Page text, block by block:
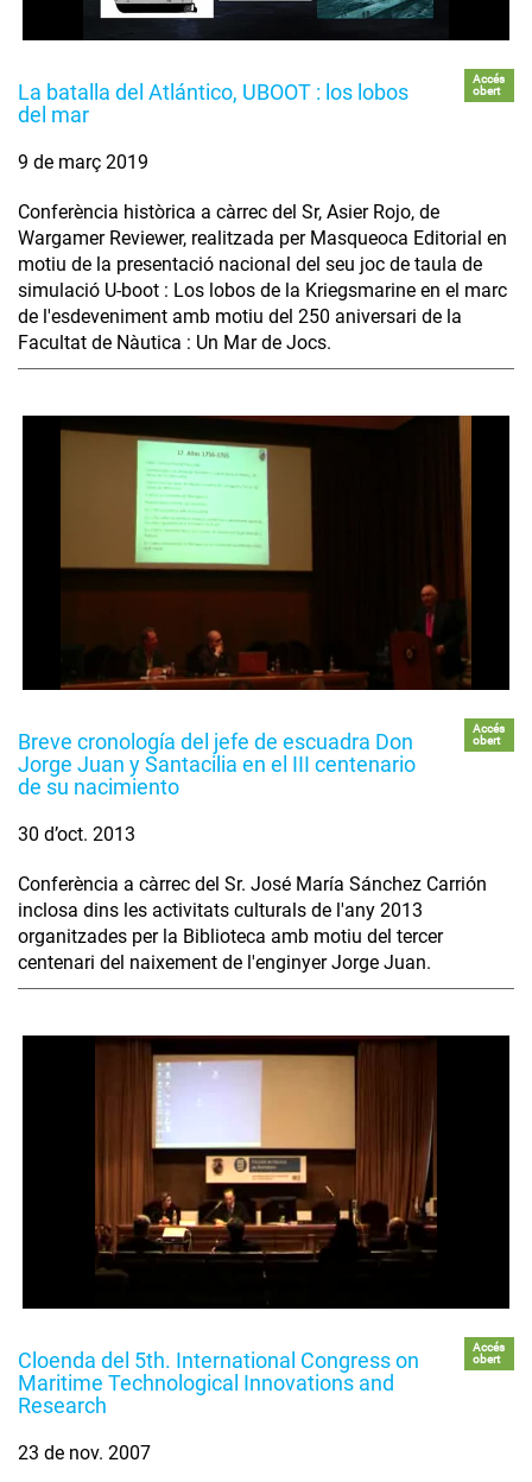
La batalla del Atlántico, UBOOT : los lobos
del mar
Accés
obert
9 de març 2019
Conferència històrica a càrrec del Sr, Asier Rojo, de
Wargamer Reviewer, realitzada per Masqueoca Editorial en
motiu de la presentació nacional del seu joc de taula de
simulació U-boot : Los lobos de la Kriegsmarine en el marc
de l'esdeveniment amb motiu del 250 aniversari de la
Facultat de Nàutica : Un Mar de Jocs.
Breve cronología del jefe de escuadra Don
Jorge Juan y Santacilia en el III centenario
de su nacimiento
Accés
obert
30 d’oct. 2013
Conferència a càrrec del Sr. José María Sánchez Carrión
inclosa dins les activitats culturals de l'any 2013
organitzades per la Biblioteca amb motiu del tercer
centenari del naixement de l'enginyer Jorge Juan.
Cloenda del 5th. International Congress on
Maritime Technological Innovations and
Research
Accés
obert
23 de nov. 2007